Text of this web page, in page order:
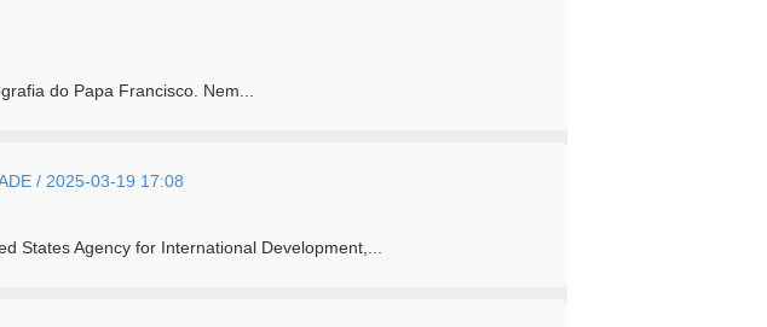
do Papa Francisco. Nem...
/ 2025-03-19 17:08
States Agency for International Development,...